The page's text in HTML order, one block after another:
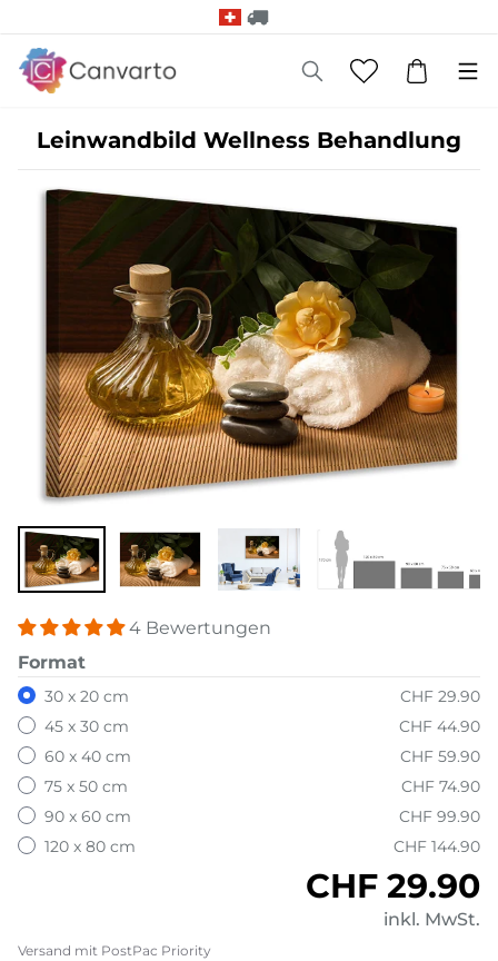
Leinwandbild Wellness Behandlung
4 Bewertungen
Format
30 x 20 cm
CHF 29.90
45 x 30 cm
CHF 44.90
60 x 40 cm
CHF 59.90
75 x 50 cm
CHF 74.90
90 x 60 cm
CHF 99.90
120 x 80 cm
CHF 144.90
Normaler
CHF 29.90
inkl. MwSt.
Versand mit PostPac Priority